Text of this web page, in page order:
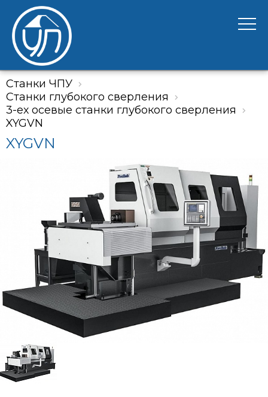
Станки ЧПУ
Станки глубокого сверления
3-ех осевые станки глубокого сверления
XYGVN
XYGVN